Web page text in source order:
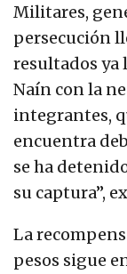
Militares,
persecución
resultados ya
Naín con la
integrantes,
encuentra
se ha
su captura”,
La
pesos sigue